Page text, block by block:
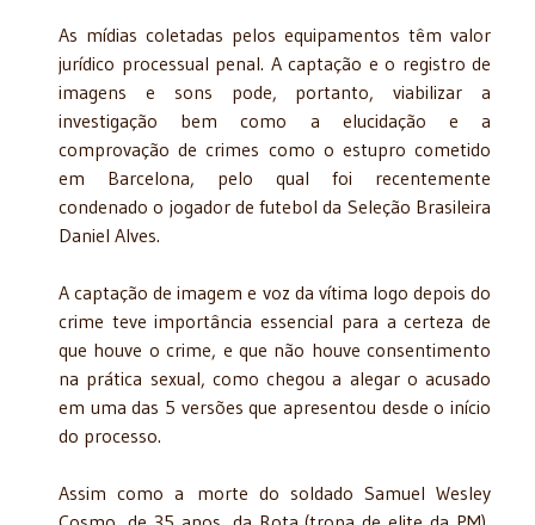
As mídias coletadas pelos equipamentos têm valor
jurídico processual penal. A captação e o registro de
imagens e sons pode, portanto, viabilizar a
investigação bem como a elucidação e a
comprovação de crimes como o estupro cometido
em Barcelona, pelo qual foi recentemente
condenado o jogador de futebol da Seleção Brasileira
Daniel Alves.
A captação de imagem e voz da vítima logo depois do
crime teve importância essencial para a certeza de
que houve o crime, e que não houve consentimento
na prática sexual, como chegou a alegar o acusado
em uma das 5 versões que apresentou desde o início
do processo.
Assim como a morte do soldado Samuel Wesley